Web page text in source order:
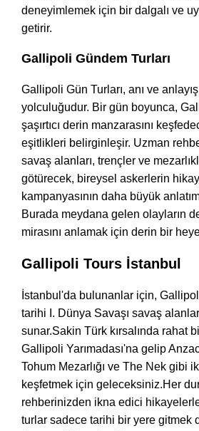
deneyimlemek için bir dalgalı ve
getirir.
Gallipoli Gündem Turları
Gallipoli Gün Turları, anı ve
yolculuğudur. Bir gün boyunca,
şaşırtıcı derin manzarasını
eşitlikleri belirginleşir. Uzman
savaş alanları, trençler ve
götürecek, bireysel askerlerin
kampanyasının daha büyük
Burada meydana gelen olayların
mirasını anlamak için derin bir
Gallipoli Tours İstanbul
İstanbul'da bulunanlar için, Gallipoli
tarihi I. Dünya Savaşı savaş
sunar.Sakin Türk kırsalında rahat
Gallipoli Yarımadası'na gelip
Tohum Mezarlığı ve The Nek gibi
keşfetmek için geleceksiniz.Her
rehberinizden ikna edici
turlar sadece tarihi bir yere gitmek